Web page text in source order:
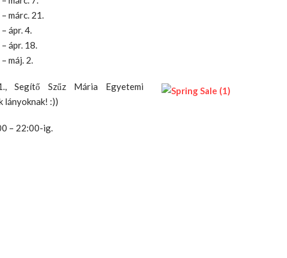
– márc. 21.
– ápr. 4.
– ápr. 18.
– máj. 2.
Segítő Szűz Mária Egyetemi
lányoknak! :))
– 22:00-ig.